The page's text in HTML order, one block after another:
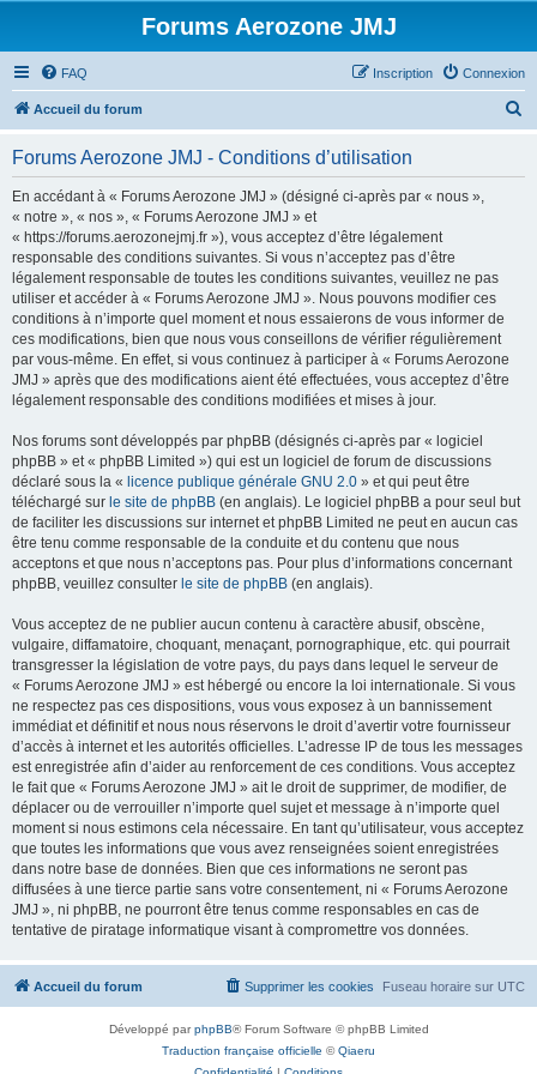
Forums Aerozone JMJ
FAQ Connexion
Inscription
Accueil du forum
Forums Aerozone JMJ - Conditions d’utilisation
En accédant à « Forums Aerozone JMJ » (désigné ci-après par « nous »,
« notre », « nos », « Forums Aerozone JMJ » et
« https://forums.aerozonejmj.fr »), vous acceptez d’être légalement
responsable des conditions suivantes. Si vous n’acceptez pas d’être
légalement responsable de toutes les conditions suivantes, veuillez ne pas
utiliser et accéder à « Forums Aerozone JMJ ». Nous pouvons modifier ces
conditions à n’importe quel moment et nous essaierons de vous informer de
ces modifications, bien que nous vous conseillons de vérifier régulièrement
par vous-même. En effet, si vous continuez à participer à « Forums Aerozone
JMJ » après que des modifications aient été effectuées, vous acceptez d’être
légalement responsable des conditions modifiées et mises à jour.
Nos forums sont développés par phpBB (désignés ci-après par « logiciel
phpBB » et « phpBB Limited ») qui est un logiciel de forum de discussions
déclaré sous la « licence publique générale GNU 2.0 » et qui peut être
téléchargé sur le site de phpBB (en anglais). Le logiciel phpBB a pour seul but
de faciliter les discussions sur internet et phpBB Limited ne peut en aucun cas
être tenu comme responsable de la conduite et du contenu que nous
acceptons et que nous n’acceptons pas. Pour plus d’informations concernant
phpBB, veuillez consulter le site de phpBB (en anglais).
Vous acceptez de ne publier aucun contenu à caractère abusif, obscène,
vulgaire, diffamatoire, choquant, menaçant, pornographique, etc. qui pourrait
transgresser la législation de votre pays, du pays dans lequel le serveur de
« Forums Aerozone JMJ » est hébergé ou encore la loi internationale. Si vous
ne respectez pas ces dispositions, vous vous exposez à un bannissement
immédiat et définitif et nous nous réservons le droit d’avertir votre fournisseur
d’accès à internet et les autorités officielles. L’adresse IP de tous les messages
est enregistrée afin d’aider au renforcement de ces conditions. Vous acceptez
le fait que « Forums Aerozone JMJ » ait le droit de supprimer, de modifier, de
déplacer ou de verrouiller n’importe quel sujet et message à n’importe quel
moment si nous estimons cela nécessaire. En tant qu’utilisateur, vous acceptez
que toutes les informations que vous avez renseignées soient enregistrées
dans notre base de données. Bien que ces informations ne seront pas
diffusées à une tierce partie sans votre consentement, ni « Forums Aerozone
JMJ », ni phpBB, ne pourront être tenus comme responsables en cas de
tentative de piratage informatique visant à compromettre vos données.
Accueil du forum Fuseau horaire sur UTC
Supprimer les cookies
Développé parphpBB® Forum Software © phpBB Limited
Traduction française officielle ©Qiaeru